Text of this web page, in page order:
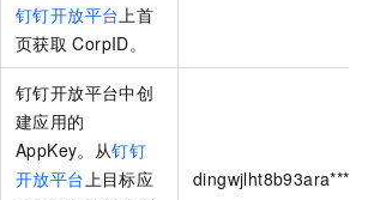
钉钉开放平台 上首
页获取 CorpID。
钉钉开放平台中创
建应用的
AppKey。从钉钉
开放平台 上目标应
dingwjlht8b93ara****